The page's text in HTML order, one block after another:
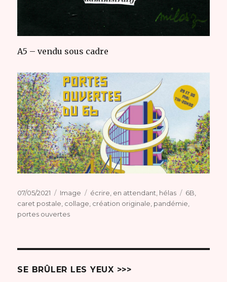
A5 – vendu sous cadre
Publié
le
07/05/2021 Format
Image Catégories
écrire en attendant hélas Étiquettes
6B
caret postale collage création originale pandémie
portes ouvertes
SE BRÛLER LES YEUX >>>